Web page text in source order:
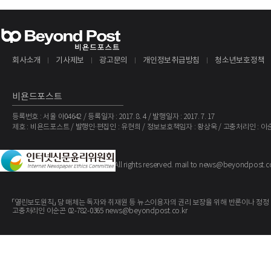
회사소개 기사제보 광고문의 개인정보취급방침 청소년보호정책
비욘드포스트
등록번호 : 서울 아04642 / 등록일자 : 2017. 8. 4 / 발행일자 : 2017. 7. 17
제호 : 비욘드포스트 / 발행인·편집인 : 유현희 / 정보보호책임자 : 황상욱 / 고충처리인 : 이
Copyright ©The BeyondPost. All rights reserved. mail to
「열린보도원칙」 당 매체는 독자와 취재원 등 뉴스이용자의 권리 보장을 위해 반론이나
고충처리인 이순곤 02-782-0365 news@beyondpost.co.kr